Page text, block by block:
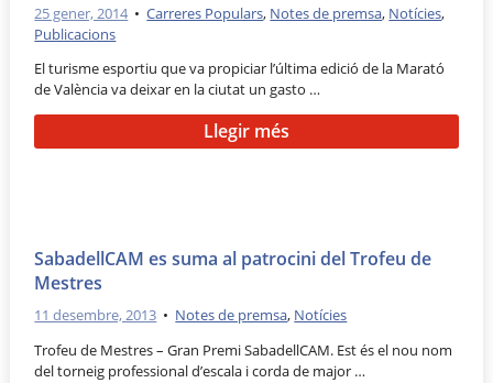
25 gener, 2014 •Carreres Populars, Notes de premsa, Notícies,
Publicacions
El turisme esportiu que va propiciar l’última edició de la Marató
de València va deixar en la ciutat un gasto …
Llegir més
SabadellCAM es suma al patrocini del Trofeu de
Mestres
11 desembre, 2013 • Notes de premsa, Notícies
Trofeu de Mestres – Gran Premi SabadellCAM. Est és el nou nom
del torneig professional d’escala i corda de major …